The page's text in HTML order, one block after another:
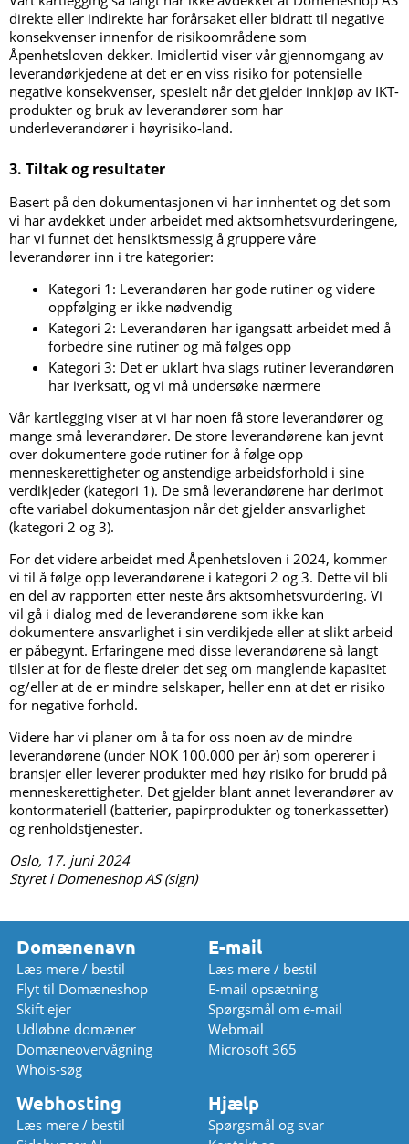
direkte eller indirekte har forårsaket eller bidratt til negative
konsekvenser innenfor de risikoområdene som
Åpenhetsloven dekker. Imidlertid viser vår gjennomgang av
leverandørkjedene at det er en viss risiko for potensielle
negative konsekvenser, spesielt når det gjelder innkjøp av IKT-
produkter og bruk av leverandører som har
underleverandører i høyrisiko-land.
3. Tiltak og resultater
Basert på den dokumentasjonen vi har innhentet og det som
vi har avdekket under arbeidet med aktsomhetsvurderingene,
har vi funnet det hensiktsmessig å gruppere våre
leverandører inn i tre kategorier:
Kategori 1: Leverandøren har gode rutiner og videre
oppfølging er ikke nødvendig
Kategori 2: Leverandøren har igangsatt arbeidet med å
forbedre sine rutiner og må følges opp
Kategori 3: Det er uklart hva slags rutiner leverandøren
har iverksatt, og vi må undersøke nærmere
Vår kartlegging viser at vi har noen få store leverandører og
mange små leverandører. De store leverandørene kan jevnt
over dokumentere gode rutiner for å følge opp
menneskerettigheter og anstendige arbeidsforhold i sine
verdikjeder (kategori 1). De små leverandørene har derimot
ofte variabel dokumentasjon når det gjelder ansvarlighet
(kategori 2 og 3).
For det videre arbeidet med Åpenhetsloven i 2024, kommer
vi til å følge opp leverandørene i kategori 2 og 3. Dette vil bli
en del av rapporten etter neste års aktsomhetsvurdering. Vi
vil gå i dialog med de leverandørene som ikke kan
dokumentere ansvarlighet i sin verdikjede eller at slikt arbeid
er påbegynt. Erfaringene med disse leverandørene så langt
tilsier at for de fleste dreier det seg om manglende kapasitet
og/eller at de er mindre selskaper, heller enn at det er risiko
for negative forhold.
Videre har vi planer om å ta for oss noen av de mindre
leverandørene (under NOK 100.000 per år) som opererer i
bransjer eller leverer produkter med høy risiko for brudd på
menneskerettigheter. Det gjelder blant annet leverandører av
kontormateriell (batterier, papirprodukter og tonerkassetter)
og renholdstjenester.
Oslo, 17. juni 2024
Styret i Domeneshop AS (sign)
Domænenavn
Læs mere / bestil
Flyt til Domæneshop
Skift ejer
Udløbne domæner
Domæneovervågning
Whois-søg
E-mail
Læs mere / bestil
E-mail opsætning
Spørgsmål om e-mail
Webmail
Microsoft 365
Webhosting
Læs mere / bestil
Hjælp
Spørgsmål og svar